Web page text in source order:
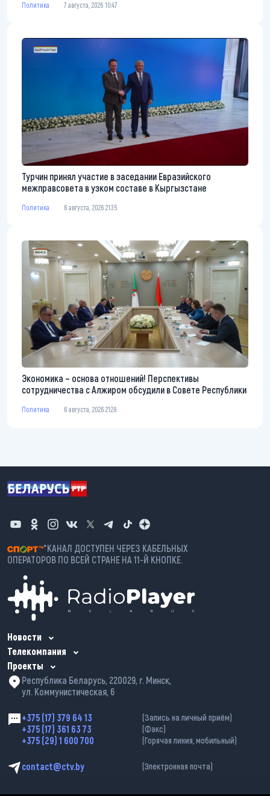
Политика 7 августа, 2026 10:47
Турчин принял участие в заседании Евразийского
межправсовета в узком составе в Кыргызстане
Политика 6 августа, 2026 21:35
Экономика – основа отношений! Перспективы
сотрудничества с Алжиром обсудили в Совете Республики
Политика 6 августа, 2026 21:28
*КАНАЛ ДОСТУПЕН ЧЕРЕЗ КАБЕЛЬНЫХ
ОПЕРАТОРОВ ПО ВСЕЙ СТРАНЕ НА 11-Й КНОПКЕ.
Новости
Телекомпания
Проекты
Республика Беларусь, 220029, г. Минск,
ул. Коммунистическая, 6
+375 (17) 379 64 13 (Запись на личный приём)
+375 (17) 361 63 73 (Факс)
+375 (29) 1 600 700 (Горячая линия, мобильный)
contact@ctv.by (Электронная почта)